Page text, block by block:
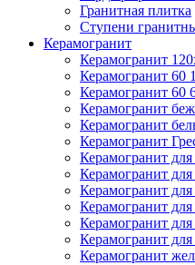
Гранитная плитка
Ступени
Керамогранит
Керамогранит
Керамогранит 60
Керамогранит 60
Керамогранит
Керамогранит
Керамогранит
Керамогранит
Керамогранит
Керамогранит
Керамогранит для
Керамогранит для
Керамогранит для
Керамогранит